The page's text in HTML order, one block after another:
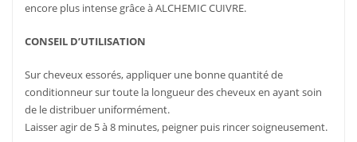
encore plus intense grâce à ALCHEMIC CUIVRE.
CONSEIL D’UTILISATION
Sur cheveux essorés, appliquer une bonne quantité de
conditionneur sur toute la longueur des cheveux en ayant soin
de le distribuer uniformément.
Laisser agir de 5 à 8 minutes, peigner puis rincer soigneusement.